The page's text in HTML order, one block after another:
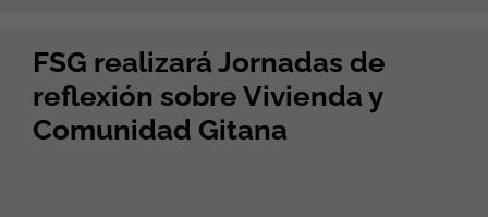
FSG realizará Jornadas de
reflexión sobre Vivienda y
Comunidad Gitana